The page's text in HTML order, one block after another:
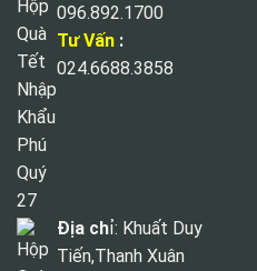
096.892.1700
Tư Vấn :
024.6688.3858
Địa chỉ: Khuất Duy
Tiến,Thanh Xuân